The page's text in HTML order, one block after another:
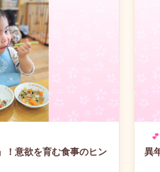
！意欲を育む食事のヒン
異